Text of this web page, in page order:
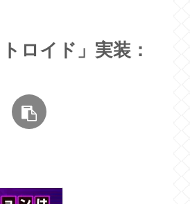
ロイド」実装：